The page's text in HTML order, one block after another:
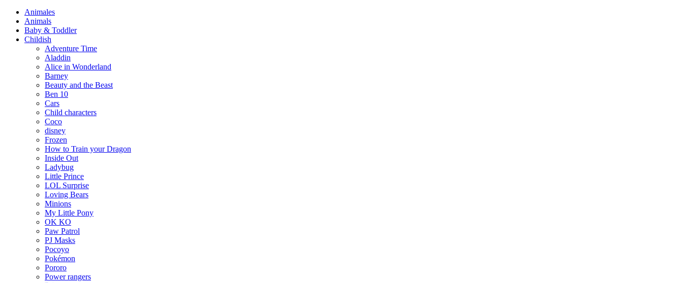
Animales
Animals
Baby & Toddler
Childish
Adventure Time
Aladdin
Alice in Wonderland
Barney
Beauty and the Beast
Ben 10
Cars
Child characters
Coco
disney
Frozen
How to Train your Dragon
Inside Out
Ladybug
Little Prince
LOL Surprise
Loving Bears
Minions
My Little Pony
OK KO
Paw Patrol
PJ Masks
Pocoyo
Pokémon
Pororo
Power rangers